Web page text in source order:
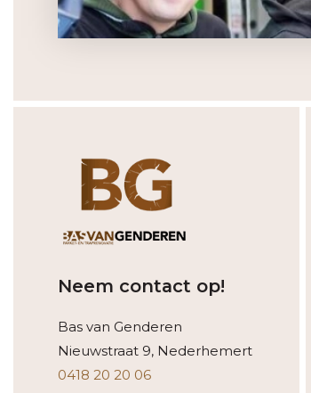
Neem contact op!
Bas van Genderen
Nieuwstraat 9, Nederhemert
0418 20 20 06